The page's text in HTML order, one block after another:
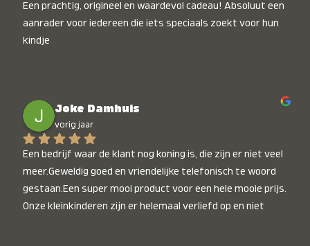
Een prachtig, origineel en waardevol cadeau! Absoluut een
aanrader voor iedereen die iets speciaals zoekt voor hun
kindje
Joke Damhuis
vorig jaar
Een bedrijf waar de klant nog koning is, die zijn er niet veel
meer.Geweldig goed en vriendelijke telefonisch te woord
gestaan.Een super mooi product voor een hele mooie prijs.
Onze kleinkinderen zijn er helemaal verliefd op en niet